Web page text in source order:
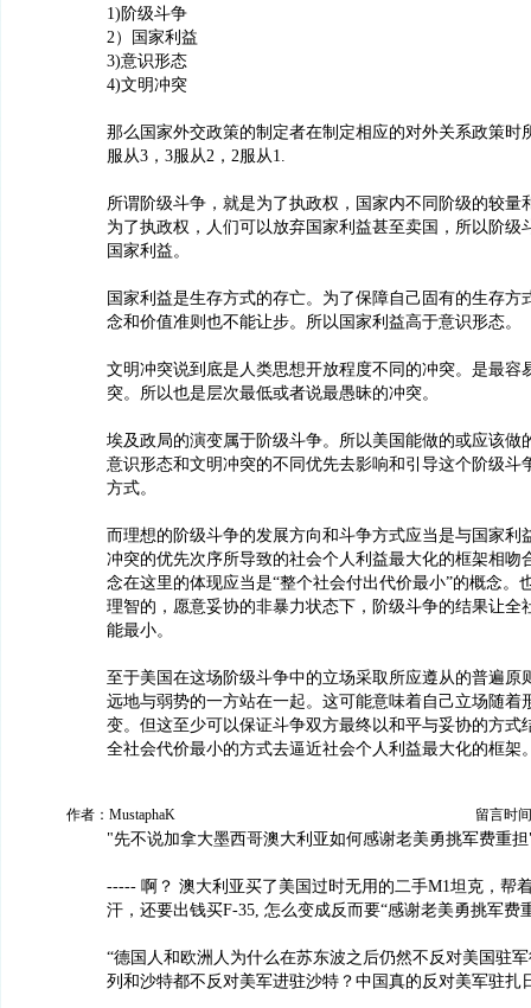
1)阶级斗争
2）国家利益
3)意识形态
4)文明冲突
那么国家外交政策的制定者在制定相应的对外关系政策时
服从3，3服从2，2服从1.
所谓阶级斗争，就是为了执政权，国家内不同阶级的较量
为了执政权，人们可以放弃国家利益甚至卖国，所以阶级
国家利益。
国家利益是生存方式的存亡。为了保障自己固有的生存方
念和价值准则也不能让步。所以国家利益高于意识形态。
文明冲突说到底是人类思想开放程度不同的冲突。是最容
突。所以也是层次最低或者说最愚昧的冲突。
埃及政局的演变属于阶级斗争。所以美国能做的或应该做
意识形态和文明冲突的不同优先去影响和引导这个阶级斗
方式。
而理想的阶级斗争的发展方向和斗争方式应当是与国家利
冲突的优先次序所导致的社会个人利益最大化的框架相吻
念在这里的体现应当是“整个社会付出代价最小”的概念。
理智的，愿意妥协的非暴力状态下，阶级斗争的结果让全
能最小。
至于美国在这场阶级斗争中的立场采取所应遵从的普遍原
远地与弱势的一方站在一起。这可能意味着自己立场随着
变。但这至少可以保证斗争双方最终以和平与妥协的方式
全社会代价最小的方式去逼近社会个人利益最大化的框架
作者：MustaphaK 留言时
"先不说加拿大墨西哥澳大利亚如何感谢老美勇挑军费重
----- 啊？ 澳大利亚买了美国过时无用的二手M1坦克，帮
汗，还要出钱买F-35, 怎么变成反而要“感谢老美勇挑军费
“德国人和欧洲人为什么在苏东波之后仍然不反对美国驻
列和沙特都不反对美军进驻沙特？中国真的反对美军驻扎